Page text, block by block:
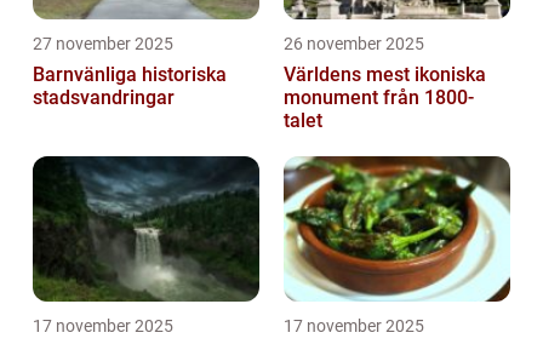
27 november 2025
Barnvänliga historiska
stadsvandringar
26 november 2025
Världens mest ikoniska
monument från 1800-
talet
17 november 2025 17 november 2025